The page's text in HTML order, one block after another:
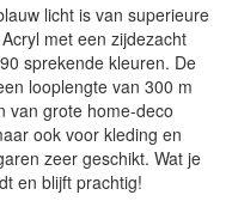
licht is van superieure
met een zijdezacht
sprekende kleuren. De
looplengte van 300 m
van grote home-deco
ook voor kleding en
zeer geschikt. Wat je
en blijft prachtig!